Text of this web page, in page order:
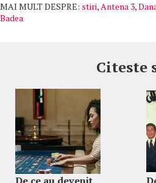
MAI MULT DESPRE: stiri,Antena 3,
Badea
Citeste